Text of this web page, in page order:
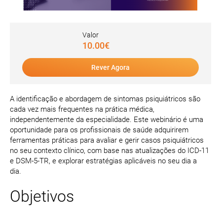
Valor
10.00€
Rever Agora
A identificação e abordagem de sintomas psiquiátricos são
cada vez mais frequentes na prática médica,
independentemente da especialidade. Este webinário é uma
oportunidade para os profissionais de saúde adquirirem
ferramentas práticas para avaliar e gerir casos psiquiátricos
no seu contexto clínico, com base nas atualizações do ICD-11
e DSM-5-TR, e explorar estratégias aplicáveis no seu dia a
dia.
Objetivos